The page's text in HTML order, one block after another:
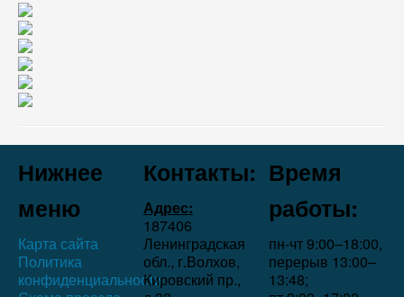
Нижнее
меню
Карта сайта
Политика
конфиденциальности
Контакты:
Адрес:
187406
Ленинградская
обл., г.Волхов,
Кировский пр.,
Время
работы:
пн-чт 9:00–18:00,
перерыв 13:00–
13:48;